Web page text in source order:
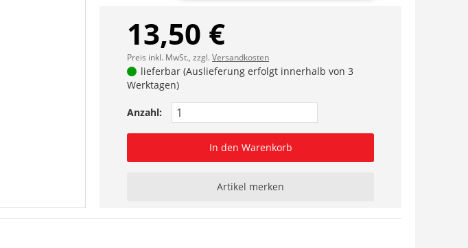
13,50 €
Preis inkl. MwSt., zzgl.Versandkosten
lieferbar (Auslieferung erfolgt innerhalb von 3
Werktagen)
Anzahl:
In den Warenkorb
Artikel merken